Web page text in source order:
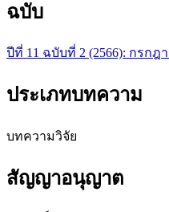
ฉบับ
ปีที่ 11 ฉบับที่ 2 (2566): กรกฎ
ประเภทบทความ
บทความวิจัย
สัญญาอนุญาต